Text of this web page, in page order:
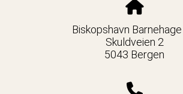
Biskopshavn
Skuldveien 2
5043 Bergen